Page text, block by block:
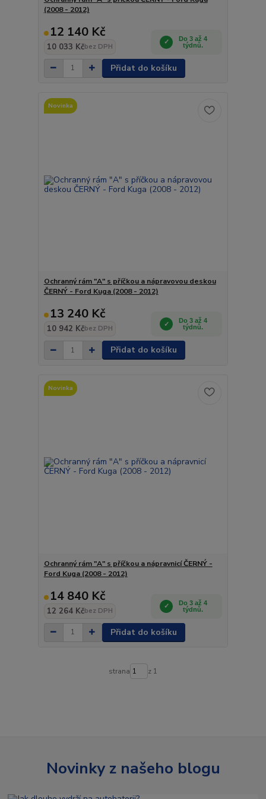
(2008 - 2012)
12 140 Kč
10 033 Kčbez DPH
Do 3 až 4
týdnů.
Přidat do košíku
Novinka
Ochranný rám "A" s příčkou a nápravovou deskou
ČERNÝ - Ford Kuga (2008 - 2012)
13 240 Kč
10 942 Kčbez DPH
Do 3 až 4
týdnů.
Přidat do košíku
Novinka
Ochranný rám "A" s příčkou a nápravnicí ČERNÝ -
Ford Kuga (2008 - 2012)
14 840 Kč
12 264 Kčbez DPH
Do 3 až 4
týdnů.
Přidat do košíku
strana z 1
Novinky z našeho blogu